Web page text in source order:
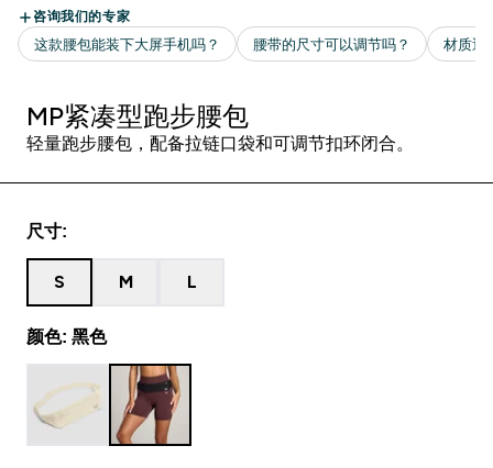
MP紧凑型跑步腰包
轻量跑步腰包，配备拉链口袋和可调节扣环闭合。
尺寸:
S M L
颜色: 黑色